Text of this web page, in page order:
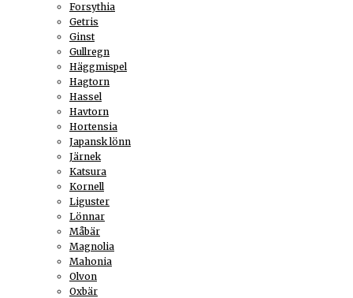
Forsythia
Getris
Ginst
Gullregn
Häggmispel
Hagtorn
Hassel
Havtorn
Hortensia
Japansk lönn
Järnek
Katsura
Kornell
Liguster
Lönnar
Måbär
Magnolia
Mahonia
Olvon
Oxbär